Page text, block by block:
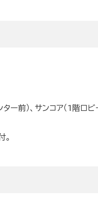
前）、サンコア（1階ロビ
。